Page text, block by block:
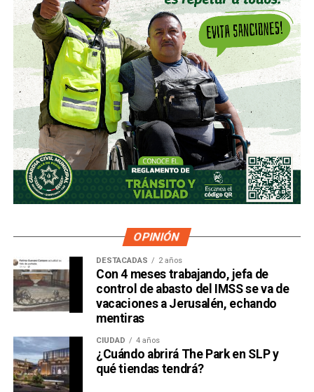
OPINIÓN
DESTACADAS 2 años
Con 4 meses trabajando, jefa de
control de abasto del IMSS se va de
vacaciones a Jerusalén, echando
mentiras
CIUDAD 4 años
¿Cuándo abrirá The Park en SLP y
qué tiendas tendrá?